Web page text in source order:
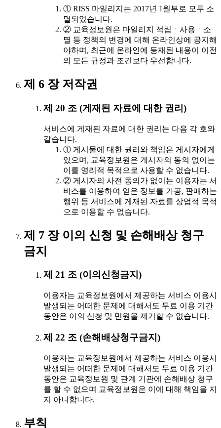
① RISS 마일리지는 2017년 1월부로 모두 소
멸되었습니다.
② 교육정보원은 마일리지 적립ㆍ사용ㆍ소
멸 등 정책의 변경에 대해 온라인상에 공지해
야하며, 최근에 온라인에 등재된 내용이 이전
의 모든 규정과 조건보다 우선합니다.
제 6 장 저작권
제 20 조 (게재된 자료에 대한 권리)
서비스에 게재된 자료에 대한 권리는 다음 각 호와
같습니다.
① 게시물에 대한 권리와 책임은 게시자에게
있으며, 교육정보원은 게시자의 동의 없이는
이를 영리적 목적으로 사용할 수 없습니다.
② 게시자의 사전 동의가 없이는 이용자는 서
비스를 이용하여 얻은 정보를 가공, 판매하는
행위 등 서비스에 게재된 자료를 상업적 목적
으로 이용할 수 없습니다.
제 7 장 이의 신청 및 손해배상 청구
금지
제 21 조 (이의신청금지)
이용자는 교육정보원에서 제공하는 서비스 이용시
발생되는 어떠한 문제에 대해서도 무료 이용 기간
동안은 이의 신청 및 민원을 제기할 수 없습니다.
제 22 조 (손해배상청구금지)
이용자는 교육정보원에서 제공하는 서비스 이용시
발생되는 어떠한 문제에 대해서도 무료 이용 기간
동안은 교육정보원 및 관계 기관에 손해배상 청구
를 할 수 없으며 교육정보원은 이에 대해 책임을 지
지 아니합니다.
부칙